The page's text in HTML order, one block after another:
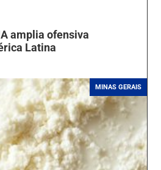
amplia ofensiva
Latina
MINAS GERAIS